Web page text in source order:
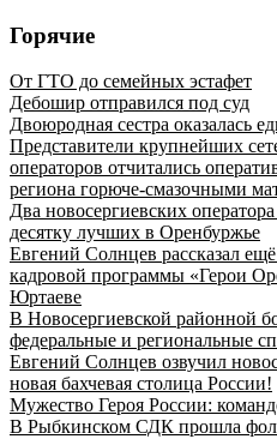
Горячие
От ГТО до семейных эстафет
Дебошир отправился под суд
Двоюродная сестра оказалась
Представители крупнейших
операторов отчитались
региона горюче‑смазочными
Два новосергиевских
десятку лучших в Оренбуржье
Евгений Солнцев рассказал
кадровой программы «Герои
Юртаеве
В Новосергиевской районной
федеральные и региональные
Евгений Солнцев озвучил
новая бахчевая столица России!
Мужество Героя России:
В Рыбкинском СДК прошла